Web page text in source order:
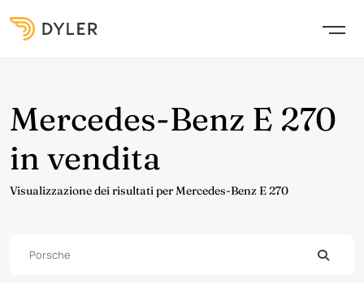
Mercedes-Benz E 270
in vendita
Visualizzazione dei risultati per Mercedes-Benz E 270